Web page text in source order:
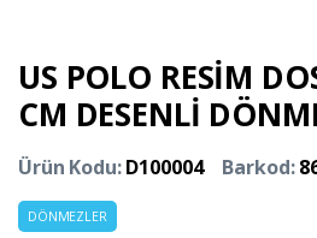
US POLO RESİM
CM DESENLİ
Ürün Kodu:D100004 Barkod:
DÖNMEZLER